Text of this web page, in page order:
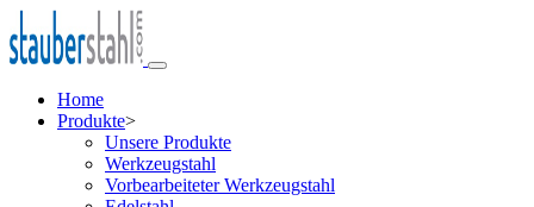
Home
Produkte>
Unsere Produkte
Werkzeugstahl
Vorbearbeiteter Werkzeugstahl